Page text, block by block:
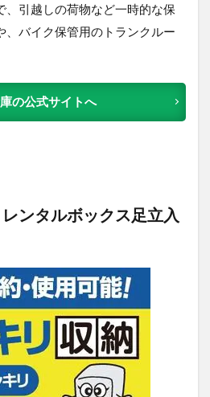
、引越しの荷物など一時的な保
、バイク保管用のトランクルー
の公式サイトへ
ンタルボックス足立入